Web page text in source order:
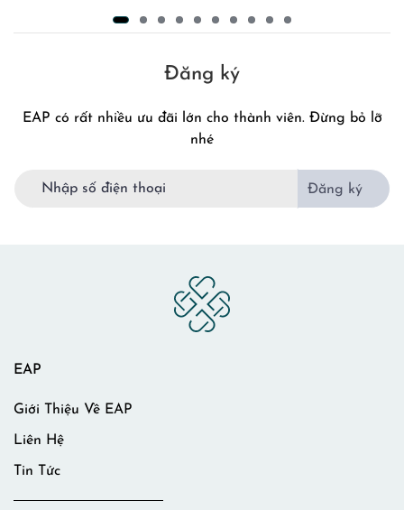
Đăng ký
EAP có rất nhiều ưu đãi lớn cho thành viên. Đừng bỏ lỡ
nhé
Đăng ký
EAP
Giới Thiệu Về EAP
Liên Hệ
Tin Tức